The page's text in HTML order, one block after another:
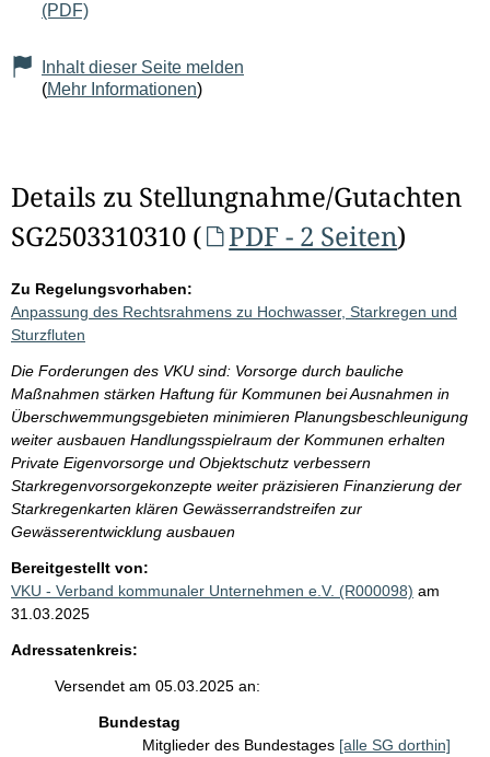
(PDF)
Inhalt dieser Seite melden
(Mehr Informationen)
Details zu Stellungnahme/Gutachten
SG2503310310 (
PDF - 2 Seiten)
Zu Regelungsvorhaben:
Anpassung des Rechtsrahmens zu Hochwasser, Starkregen und
Sturzfluten
Die Forderungen des VKU sind: Vorsorge durch bauliche
Maßnahmen stärken Haftung für Kommunen bei Ausnahmen in
Überschwemmungsgebieten minimieren Planungsbeschleunigung
weiter ausbauen Handlungsspielraum der Kommunen erhalten
Private Eigenvorsorge und Objektschutz verbessern
Starkregenvorsorgekonzepte weiter präzisieren Finanzierung der
Starkregenkarten klären Gewässerrandstreifen zur
Gewässerentwicklung ausbauen
Bereitgestellt von:
VKU - Verband kommunaler Unternehmen e.V. (R000098) am
31.03.2025
Adressatenkreis:
Versendet am 05.03.2025 an:
Bundestag
Mitglieder des Bundestages [alle SG dorthin]